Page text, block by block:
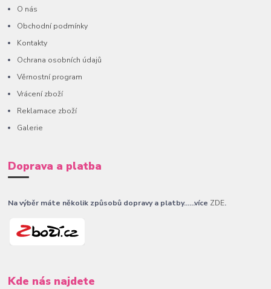
O nás
Obchodní podmínky
Kontakty
Ochrana osobních údajů
Věrnostní program
Vrácení zboží
Reklamace zboží
Galerie
Doprava a platba
Na výběr máte několik způsobů dopravy a platby......více ZDE.
Kde nás najdete